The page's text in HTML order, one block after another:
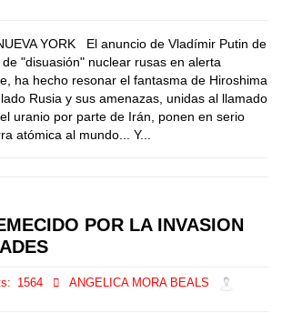
YORK El anuncio de Vladímir Putin de
"disuasión" nuclear rusas en alerta
ha hecho resonar el fantasma de Hiroshima
Rusia y sus amenazas, unidas al llamado
uranio por parte de Irán, ponen en serio
atómica al mundo... Y...
POR LA INVASION
1564
ANGELICA MORA BEALS